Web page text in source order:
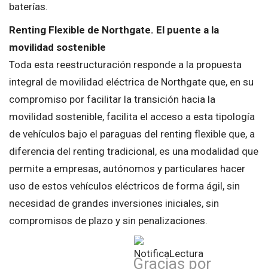
baterías.
Renting Flexible de Northgate. El puente a la
movilidad sostenible
Toda esta reestructuración responde a la propuesta
integral de movilidad eléctrica de Northgate que, en su
compromiso por facilitar la transición hacia la
movilidad sostenible, facilita el acceso a esta tipología
de vehículos bajo el paraguas del renting flexible que, a
diferencia del renting tradicional, es una modalidad que
permite a empresas, autónomos y particulares hacer
uso de estos vehículos eléctricos de forma ágil, sin
necesidad de grandes inversiones iniciales, sin
compromisos de plazo y sin penalizaciones.
Gracias por